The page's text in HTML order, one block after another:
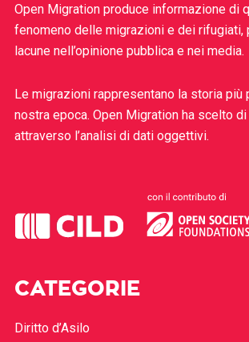
Open Migration produce informazione di
fenomeno delle migrazioni e dei rifugiati,
lacune nell’opinione pubblica e nei media.
Le migrazioni rappresentano la storia più
nostra epoca. Open Migration ha scelto
attraverso l’analisi di dati oggettivi.
CATEGORIE
Diritto d’Asilo